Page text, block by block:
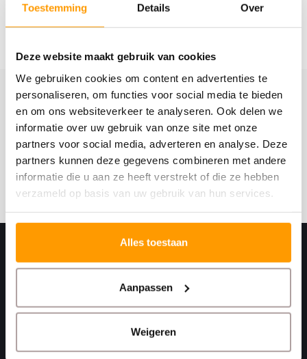
Toestemming Details Over
Deze website maakt gebruik van cookies
We gebruiken cookies om content en advertenties te
personaliseren, om functies voor social media te bieden
en om ons websiteverkeer te analyseren. Ook delen we
informatie over uw gebruik van onze site met onze
partners voor social media, adverteren en analyse. Deze
partners kunnen deze gegevens combineren met andere
informatie die u aan ze heeft verstrekt of die ze hebben
verzameld op basis van uw gebruik van hun services.
Alles toestaan
Aanpassen
Weigeren
Schrijf je hier in voor onze nieuwsbrief
Ontvang onze nieuwste aanbiedingen en
kortingscodes
Abonneer